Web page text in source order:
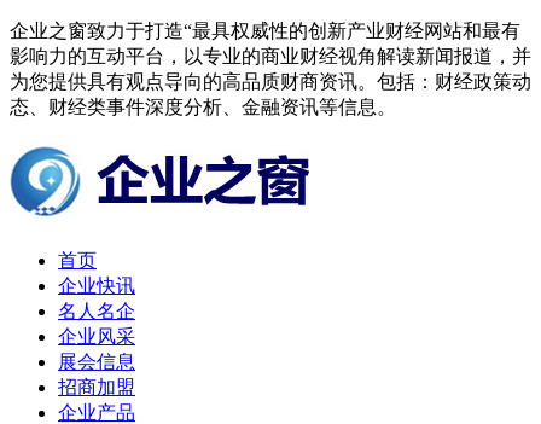
企业之窗致力于打造“最具权威性的创新产业财经网站和最有
影响力的互动平台，以专业的商业财经视角解读新闻报道，并
为您提供具有观点导向的高品质财商资讯。包括：财经政策动
态、财经类事件深度分析、金融资讯等信息。
首页
企业快讯
名人名企
企业风采
展会信息
招商加盟
企业产品